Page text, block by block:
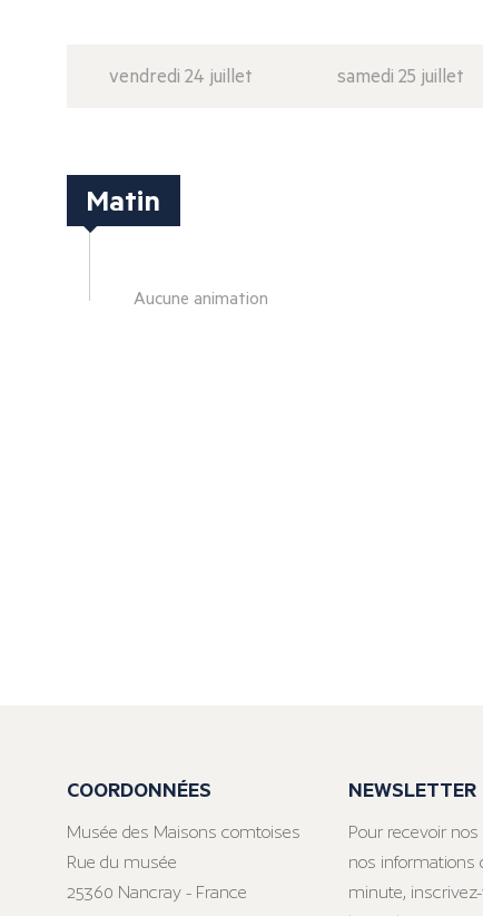
vendredi 24 juillet samedi 25 juillet
Matin
Aucune animation
COORDONNÉES
Musée des Maisons comtoises
Rue du musée
25360 Nancray - France
NEWSLETTER
Pour recevoir
nos informations
minute,